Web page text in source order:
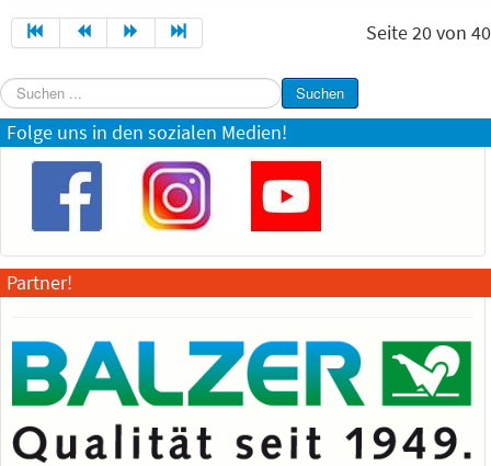
Seite 20 von 40
Suchen
...
Suchen
Folge uns in den sozialen Medien!
Partner!